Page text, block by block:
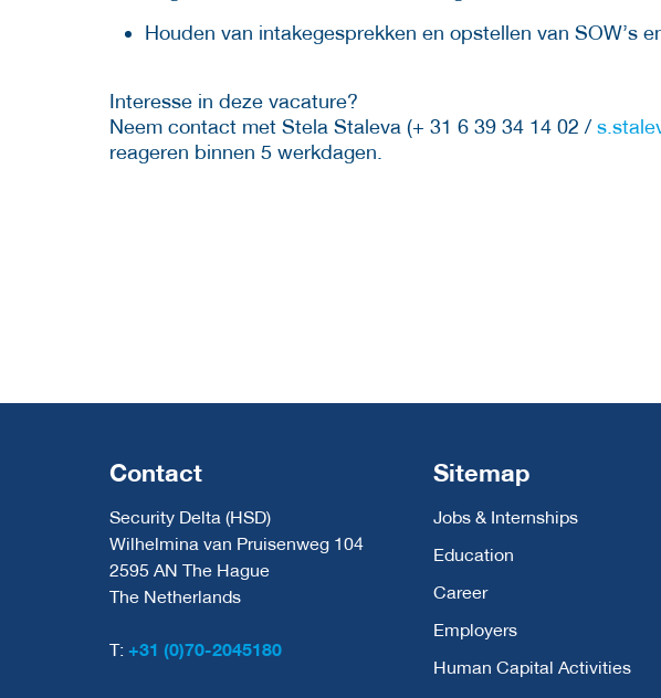
Houden van intakegesprekken en opstellen van SOW’s
Interesse in deze vacature?
Neem contact met Stela Staleva (+ 31 6 39 34 14 02 /
reageren binnen 5 werkdagen.
Contact
Security Delta (HSD)
Wilhelmina van Pruisenweg 104
2595 AN The Hague
The Netherlands
T: +31 (0)70-2045180
Sitemap
Jobs & Internships
Education
Career
Employers
Human Capital Activities